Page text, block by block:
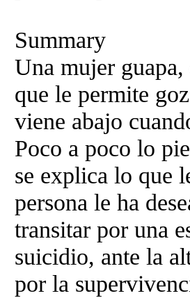
Summary
Una mujer
que le permite
viene abajo
Poco a poco lo
se explica lo que
persona le ha
transitar por una
suicidio, ante la
por la